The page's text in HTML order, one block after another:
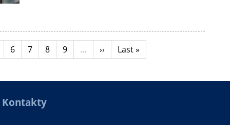
Stránka
6 Stránka
7 Stránka
8 Stránka
9 …
Následující
stránka
››
Poslední
stránka
Last »
Kontakty